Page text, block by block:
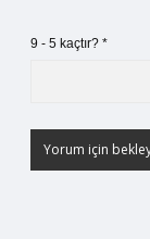
9 - 5 kaçtır? *